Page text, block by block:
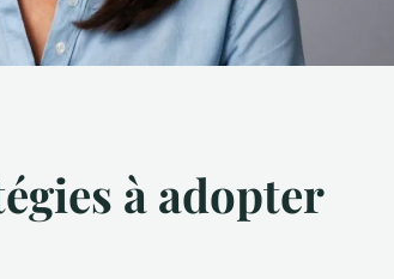
à adopter